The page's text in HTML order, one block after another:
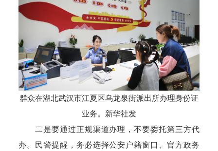
群众在湖北武汉市江夏区乌龙泉街派出所办理身份证
业务。新华社发
二是要通过正规渠道办理，不要委托第三方代
办。民警提醒，务必选择公安户籍窗口、官方政务